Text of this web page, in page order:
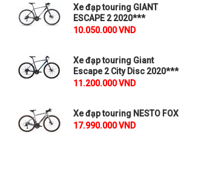
Xe đạp touring GIANT
ESCAPE 2 2020***
10.050.000 VND
Xe đạp touring Giant
Escape 2 City Disc 2020***
11.200.000 VND
Xe đạp touring NESTO FOX
17.990.000 VND